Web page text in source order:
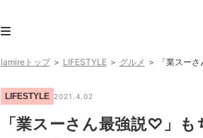
lamireトップ＞ LIFESTYLE＞ グルメ ＞ 「業スー
LIFESTYLE 2021.4.02
「業スーさん最強説♡」